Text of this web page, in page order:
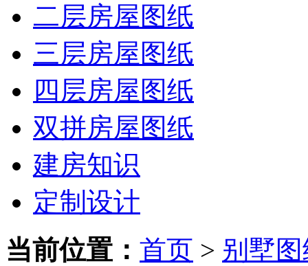
二层房屋图纸
三层房屋图纸
四层房屋图纸
双拼房屋图纸
建房知识
定制设计
当前位置： 首页 > 别墅